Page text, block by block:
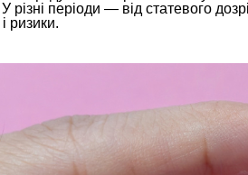
У різні періоди — від статевого
ризики.